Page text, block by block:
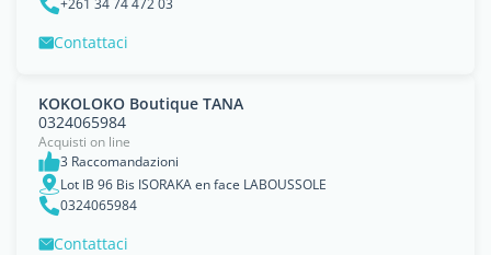
+261 34 74 472 03
Contattaci
KOKOLOKO Boutique TANA
0324065984
Acquisti on line
3 Raccomandazioni
Lot IB 96 Bis ISORAKA en face LABOUSSOLE
0324065984
Contattaci